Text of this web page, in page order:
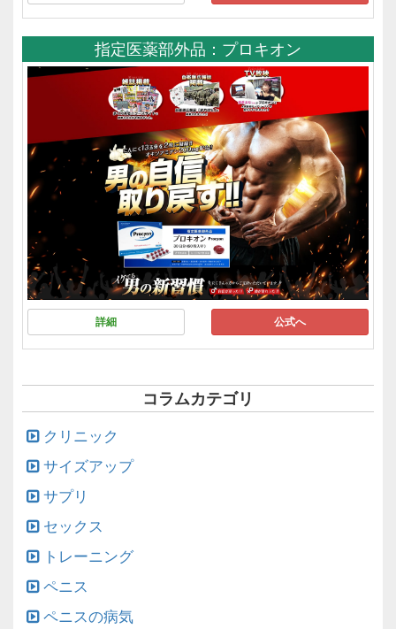
指定医薬部外品：プロキオン
詳細 公式へ
コラムカテゴリ
クリニック
サイズアップ
サプリ
セックス
トレーニング
ペニス
ペニスの病気